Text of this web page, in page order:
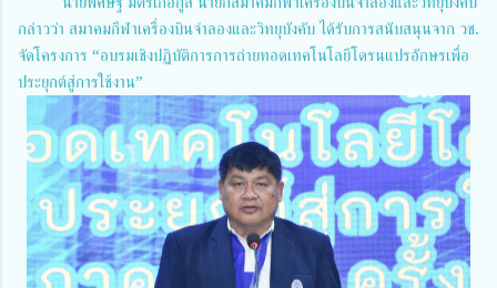
กล่าวว่า สมาคมกีฬาเครื่องบินจำลองและวิทยุบังคับ ได้รับการสนับสนุนจาก วช.
จัดโครงการ “อบรมเชิงปฏิบัติการการถ่ายทอดเทคโนโลยีโดรนแปรอักษรเพื่อ
ประยุกต์สู่การใช้งาน”